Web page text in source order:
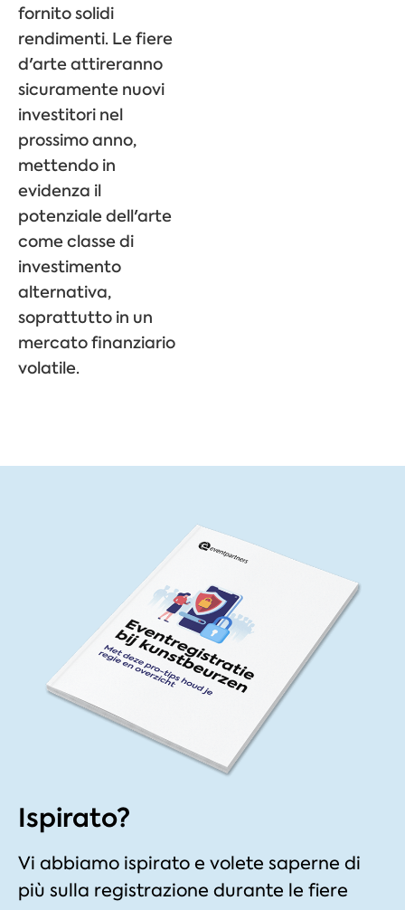
fornito solidi
rendimenti. Le fiere
d'arte attireranno
sicuramente nuovi
investitori nel
prossimo anno,
mettendo in
evidenza il
potenziale dell'arte
come classe di
investimento
alternativa,
soprattutto in un
mercato finanziario
volatile.
Ispirato?
Vi abbiamo ispirato e volete saperne di
più sulla registrazione durante le fiere